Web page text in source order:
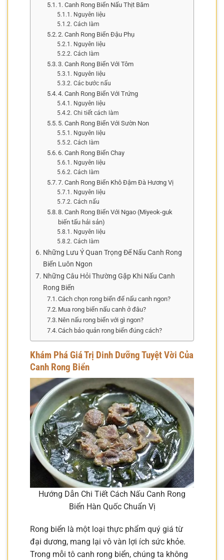
1. Canh Rong Biển Nấu Thịt Băm
Nguyên liệu
Cách làm
2. Canh Rong Biển Đậu Phụ
Nguyên liệu
Cách làm
3. Canh Rong Biển Với Tôm
Nguyên liệu
Các bước nấu
4. Canh Rong Biển Với Trứng
Nguyên liệu
Chi tiết cách làm
5. Canh Rong Biển Với Sườn Non
Nguyên liệu
Cách làm
6. Canh Rong Biển Chay
Nguyên liệu
Cách làm
7. Canh Rong Biển Khô Đậm Đà Hương Vị
Nguyên liệu
Cách nấu
8. Canh Rong Biển Với Ngao (Miyeok-guk
biến tấu hải sản)
Nguyên liệu
Cách làm
Những Lưu Ý Quan Trọng Để Nấu Canh Rong
Biển Luôn Ngon
Những Câu Hỏi Thường Gặp Khi Nấu Canh
Rong Biển
Cách chọn rong biển để nấu canh ngon?
Mua rong biển nấu canh ở đâu?
Nên nấu rong biển với gì ngon?
Cách bảo quản rong biển đúng cách?
Khám Phá Giá Trị Dinh Dưỡng Tuyệt Vời Của
Canh Rong Biển
Hướng Dẫn Chi Tiết Cách Nấu Canh Rong
Biển Hàn Quốc Chuẩn Vị
Rong biển là một loại thực phẩm quý giá từ
đại dương, mang lại vô vàn lợi ích sức khỏe.
Trong mỗi tô canh rong biển, chúng ta không